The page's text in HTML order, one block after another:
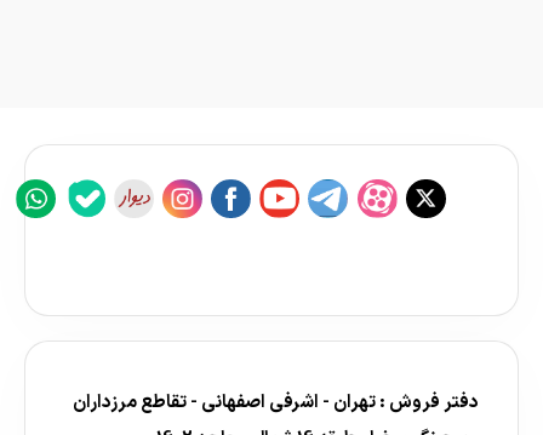
دفتر فروش : تهران - اشرفی اصفهانی - تقاطع مرزداران